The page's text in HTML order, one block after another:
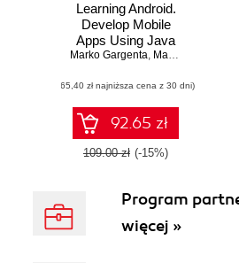
Learning Android.
Develop Mobile
Apps Using Java
and Eclipse. 2nd
Marko Gargenta, Masumi Nakamura
(65,40 zł najniższa cena z 30 dni)
92.65 zł
109.00 zł (-15%)
Program
więcej »